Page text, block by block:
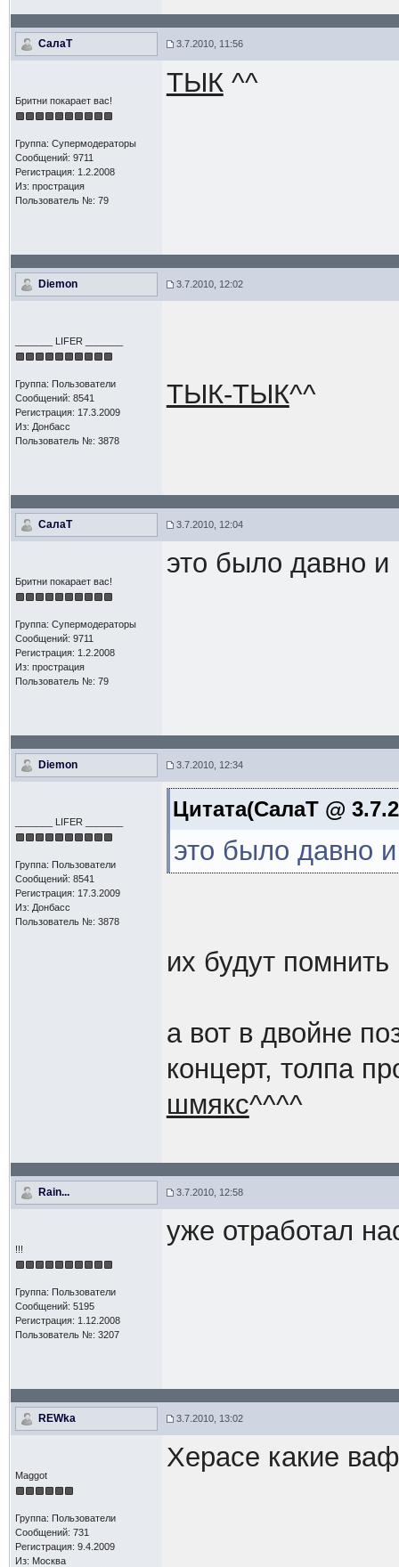
СалаТ 3.7.2010, 11:56
Бритни покарает вас!
Группа: Супермодераторы
Сообщений: 9711
Регистрация: 1.2.2008
Из: прострация
Пользователь №: 79
ТЫК^^
Diemon 3.7.2010, 12:02
_______ LIFER _______
Группа: Пользователи
Сообщений: 8541
Регистрация: 17.3.2009
Из: Донбасс
Пользователь №: 3878
ТЫК-ТЫК^^
СалаТ 3.7.2010, 12:04
Бритни покарает вас!
Группа: Супермодераторы
Сообщений: 9711
Регистрация: 1.2.2008
Из: прострация
Пользователь №: 79
это было давно и
Diemon 3.7.2010, 12:34
_______ LIFER _______
Группа: Пользователи
Сообщений: 8541
Регистрация: 17.3.2009
Из: Донбасс
Пользователь №: 3878
Цитата(СалаТ @
это было давно
их будут помнить
а вот в двойне
концерт, толпа
шмякс^^^^
Rain... 3.7.2010, 12:58
!!!
Группа: Пользователи
Сообщений: 5195
Регистрация: 1.12.2008
Пользователь №: 3207
уже отработал
REWka 3.7.2010, 13:02
Maggot
Группа: Пользователи
Сообщений: 731
Регистрация: 9.4.2009
Из: Москва
Херасе какие